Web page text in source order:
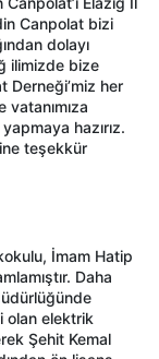
Canpolat bizi
dolayı
ilimizde bize
Derneği’miz her
hazırız.
teşekkür
İmam Hatip
Daha
olan elektrik
Şehit Kemal